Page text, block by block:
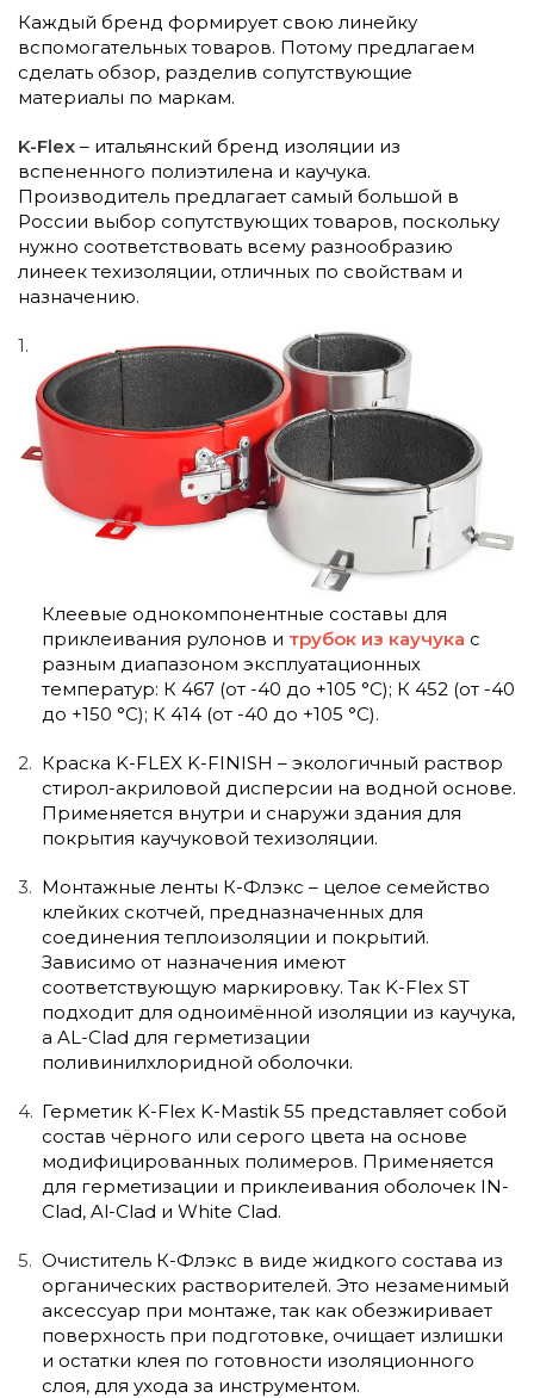
Каждый бренд формирует свою линейку
вспомогательных товаров. Потому предлагаем
сделать обзор, разделив сопутствующие
материалы по маркам.
K-Flex – итальянский бренд изоляции из
вспененного полиэтилена и каучука.
Производитель предлагает самый большой в
России выбор сопутствующих товаров, поскольку
нужно соответствовать всему разнообразию
линеек техизоляции, отличных по свойствам и
назначению.
Клеевые однокомпонентные составы для
приклеивания рулонов и трубок из каучука с
разным диапазоном эксплуатационных
температур: К 467 (от -40 до +105 °С); К 452 (от -40
до +150 °С); К 414 (от -40 до +105 °С).
Краска K-FLEX K-FINISH – экологичный раствор
стирол-акриловой дисперсии на водной основе.
Применяется внутри и снаружи здания для
покрытия каучуковой техизоляции.
Монтажные ленты К-Флэкс – целое семейство
клейких скотчей, предназначенных для
соединения теплоизоляции и покрытий.
Зависимо от назначения имеют
соответствующую маркировку. Так K-Flex ST
подходит для одноимённой изоляции из каучука,
а AL-Clad для герметизации
поливинилхлоридной оболочки.
Герметик K-Flex K-Mastik 55 представляет собой
состав чёрного или серого цвета на основе
модифицированных полимеров. Применяется
для герметизации и приклеивания оболочек IN-
Clad, Al-Clad и White Clad.
Очиститель К-Флэкс в виде жидкого состава из
органических растворителей. Это незаменимый
аксессуар при монтаже, так как обезжиривает
поверхность при подготовке, очищает излишки
и остатки клея по готовности изоляционного
слоя, для ухода за инструментом.